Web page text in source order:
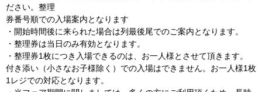
ださい。整理
券番号順での入場案内となります
・開始時間後に来られた場合は列最後尾でのご案内となります。
・整理券は当日のみ有効となります。
・整理券1枚につき入場できるのは、お一人様とさせて頂きます。
付き添い（小さなお子様除く）での入場はできません。お一人様1枚
1レジでの対応となります。